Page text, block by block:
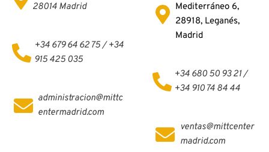
28014 Madrid
+34 679 64 62 75 / +34
915 425 035
administracion@mittc
entermadrid.com
Mediterráneo 6,
28918, Leganés,
Madrid
+34 680 50 93 21 /
+34 910 74 84 44
ventas@mittcenter
madrid.com